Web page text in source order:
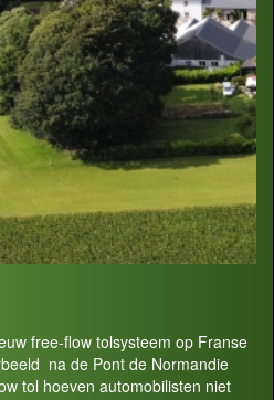
free-flow tolsysteem op Franse
na de Pont de Normandie
tol hoeven automobilisten niet